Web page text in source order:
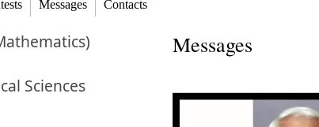
Messages Contacts
Sciences
Messages